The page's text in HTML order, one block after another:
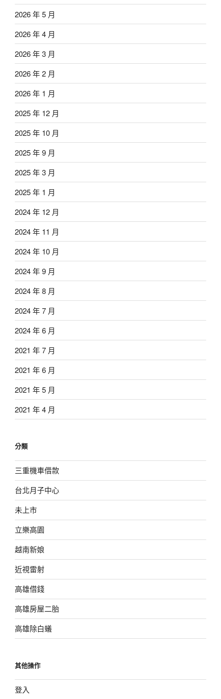
2026 年 5 月
2026 年 4 月
2026 年 3 月
2026 年 2 月
2026 年 1 月
2025 年 12 月
2025 年 10 月
2025 年 9 月
2025 年 3 月
2025 年 1 月
2024 年 12 月
2024 年 11 月
2024 年 10 月
2024 年 9 月
2024 年 8 月
2024 年 7 月
2024 年 6 月
2021 年 7 月
2021 年 6 月
2021 年 5 月
2021 年 4 月
分類
三重機車借款
台北月子中心
未上市
立樂高園
越南新娘
近視雷射
高雄借錢
高雄房屋二胎
高雄除白蟻
其他操作
登入